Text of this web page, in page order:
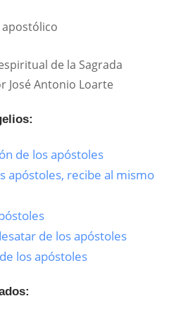
de la Sagrada
José Antonio Loarte
de los apóstoles
apóstoles, recibe al mismo
de los apóstoles
los apóstoles